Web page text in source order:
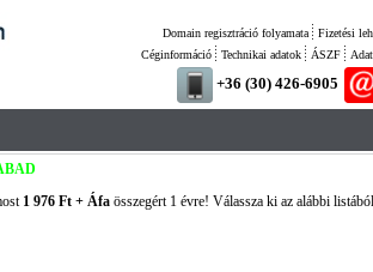
Fizetési
Domain regisztráció folyamata
ÁSZF
Technikai adatok
Céginformáció
+36 (30) 426-6905
1 976 Ft + Áfaösszegért 1 évre! Válassza ki az alábbi listából